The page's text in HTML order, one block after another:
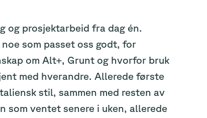
og prosjektarbeid fra dag én.
som passet oss godt, for
om Alt+, Grunt og hvorfor bruk
med hverandre. Allerede første
stil, sammen med resten av
som ventet senere i uken, allerede